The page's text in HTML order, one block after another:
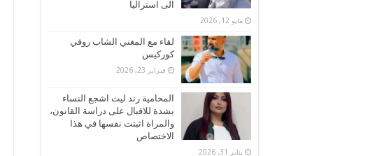
الى استراليا
مايو 12, 2026
لقاء مع المغني الشاب روفي
كوركيس
فبراير 23, 2026
المحامية رند ليث اشجع النساء
بشدة للاقبال على دراسة القانون،
والمراة اثبتت نفسها في هذا
الاختصاص
يناير 31, 2026